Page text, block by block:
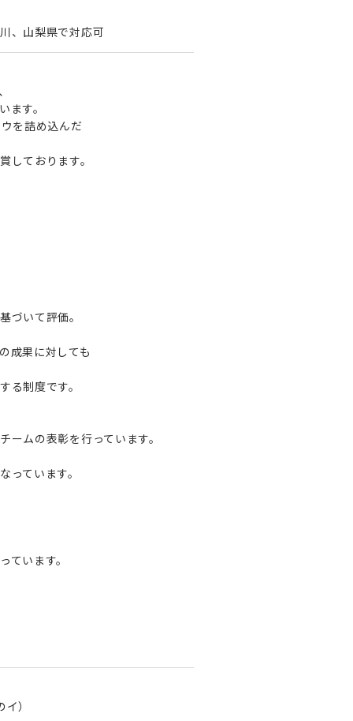
、山梨県で対応可
す。
を詰め込んだ
しております。
づいて評価。
成果に対しても
る制度です。
ムの表彰を行っています。
ています。
います。
）